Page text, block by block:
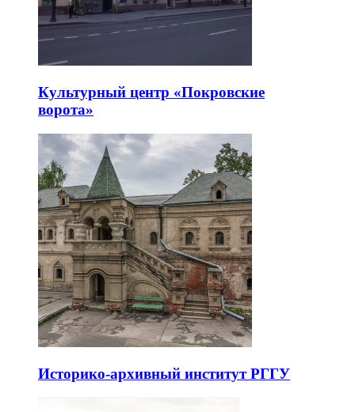
Культурный центр «Покровские
ворота»
Историко-архивный институт РГГУ